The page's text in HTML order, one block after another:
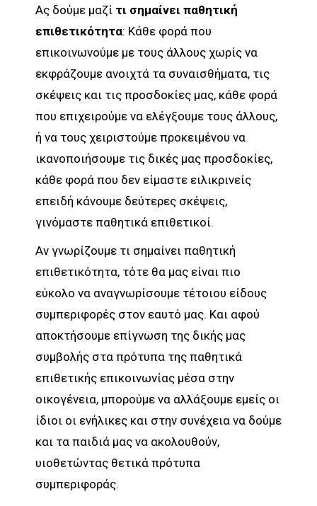
Ας δούμε μαζί τι σημαίνει παθητική
επιθετικότητα: Κάθε φορά που
επικοινωνούμε με τους άλλους χωρίς να
εκφράζουμε ανοιχτά τα συναισθήματα, τις
σκέψεις και τις προσδοκίες μας, κάθε φορά
που επιχειρούμε να ελέγξουμε τους άλλους,
ή να τους χειριστούμε προκειμένου να
ικανοποιήσουμε τις δικές μας προσδοκίες,
κάθε φορά που δεν είμαστε ειλικρινείς
επειδή κάνουμε δεύτερες σκέψεις,
γινόμαστε παθητικά επιθετικοί.
Αν γνωρίζουμε τι σημαίνει παθητική
επιθετικότητα, τότε θα μας είναι πιο
εύκολο να αναγνωρίσουμε τέτοιου είδους
συμπεριφορές στον εαυτό μας. Και αφού
αποκτήσουμε επίγνωση της δικής μας
συμβολής στα πρότυπα της παθητικά
επιθετικής επικοινωνίας μέσα στην
οικογένεια, μπορούμε να αλλάξουμε εμείς οι
ίδιοι οι ενήλικες και στην συνέχεια να δούμε
και τα παιδιά μας να ακολουθούν,
υιοθετώντας θετικά πρότυπα
συμπεριφοράς.